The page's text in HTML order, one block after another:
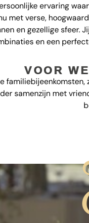
ervaring
met verse,
en gezellige sfeer.
en een
VOOR
familiebijeenkomsten,
samenzijn met